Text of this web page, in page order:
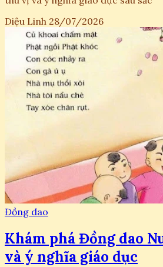
Diệu Linh 28/07/2026
Đồng dao
Khám phá Đồng dao
và ý nghĩa giáo dục